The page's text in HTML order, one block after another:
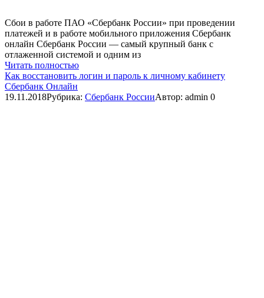
Сбои в работе ПАО «Сбербанк России» при проведении
платежей и в работе мобильного приложения Сбербанк
онлайн Сбербанк России — самый крупный банк с
отлаженной системой и одним из
Читать полностью
Как восстановить логин и пароль к личному кабинету
Сбербанк Онлайн
19.11.2018Рубрика: Сбербанк РоссииАвтор: admin 0